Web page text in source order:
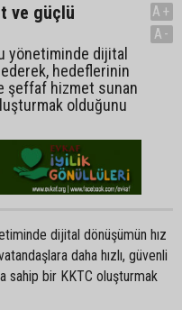
ve güçlü
yönetiminde dijital
ederek, hedeflerinin
şeffaf hizmet sunan
olduğunu
A+
A-
dijital dönüşümün hız
daha hızlı, güvenli
sahip bir KKTC oluşturmak